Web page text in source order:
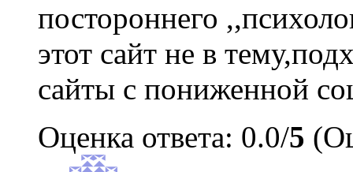
постороннего
этот сайт не в
сайты с пониженной
Оценка ответа: 0.0/5